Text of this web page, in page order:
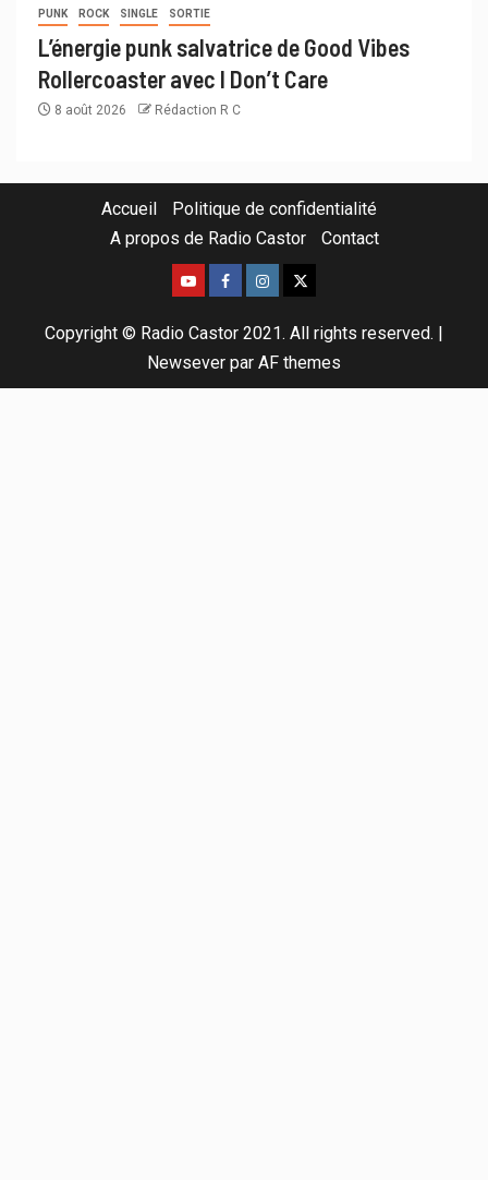
PUNK ROCK SINGLE SORTIE
L’énergie punk salvatrice de Good Vibes
Rollercoaster avec I Don’t Care
8 août 2026 Rédaction R C
Accueil
Politique de confidentialité
A propos de Radio Castor
Contact
Copyright © Radio Castor 2021. All rights reserved. |
Newsever par AF themes